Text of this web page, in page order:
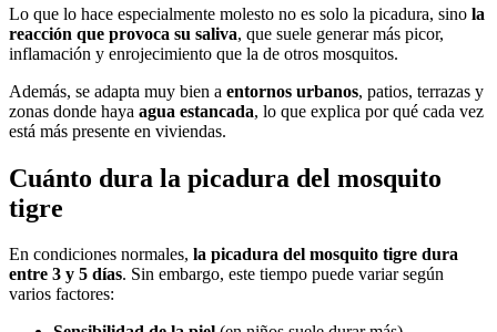
Lo que lo hace especialmente molesto no es solo la picadura, sino la
reacción que provoca su saliva, que suele generar más picor,
inflamación y enrojecimiento que la de otros mosquitos.
Además, se adapta muy bien a entornos urbanos, patios, terrazas y
zonas donde haya agua estancada, lo que explica por qué cada vez
está más presente en viviendas.
Cuánto dura la picadura del mosquito
tigre
En condiciones normales, la picadura del mosquito tigre dura
entre 3 y 5 días. Sin embargo, este tiempo puede variar según
varios factores: